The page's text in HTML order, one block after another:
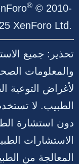
® © 2010-
XenForo Ltd.
تحذير: جميع
والمعلومات
لأغراض التوعية
الطبيب. لا
دون استشارة
الاستشارات
المعالجة من